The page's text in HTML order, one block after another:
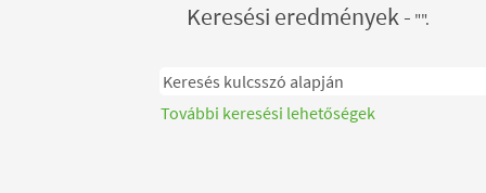
Keresési eredmények - "".
További keresési lehetőségek